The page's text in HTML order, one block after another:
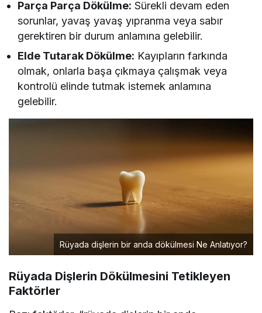
Parça Parça Dökülme: Sürekli devam eden
sorunlar, yavaş yavaş yıpranma veya sabır
gerektiren bir durum anlamına gelebilir.
Elde Tutarak Dökülme: Kayıpların farkında
olmak, onlarla başa çıkmaya çalışmak veya
kontrolü elinde tutmak istemek anlamına
gelebilir.
Rüyada dişlerin bir anda dökülmesi Ne Anlatıyor?
Rüyada Dişlerin Dökülmesini Tetikleyen
Faktörler